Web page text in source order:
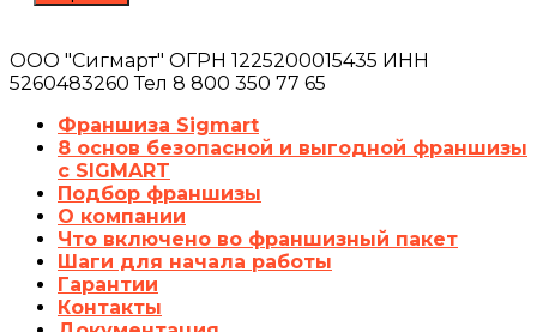
ООО "Сигмарт" ОГРН 1225200015435 ИНН
5260483260 Тел 8 800 350 77 65
Франшиза Sigmart
8 основ безопасной и выгодной франшизы
с SIGMART
Подбор франшизы
О компании
Что включено во франшизный пакет
Шаги для начала работы
Гарантии
Контакты